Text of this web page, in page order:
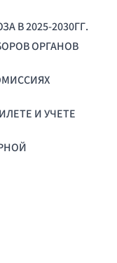
В 2025-2030ГГ.
ОРГАНОВ
И УЧЕТЕ